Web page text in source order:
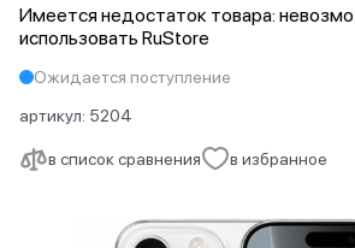
в список сравнения в избранное
Имеется недостаток товара:
использовать RuStore
Ожидается поступление
артикул: 5204